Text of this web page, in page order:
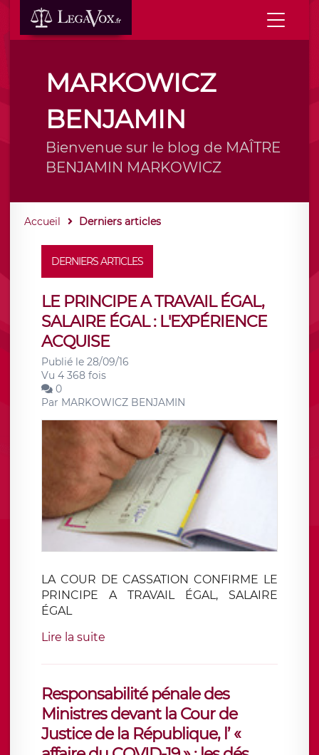
MARKOWICZ
BENJAMIN
Bienvenue sur le blog de MAÎTRE
BENJAMIN MARKOWICZ
Accueil Derniers articles
DERNIERS ARTICLES
LE PRINCIPE A TRAVAIL ÉGAL,
SALAIRE ÉGAL : L'EXPÉRIENCE
ACQUISE
Publié le 28/09/16
Vu 4 368 fois
0
Par MARKOWICZ BENJAMIN
LA COUR DE CASSATION CONFIRME LE
PRINCIPE A TRAVAIL ÉGAL, SALAIRE
ÉGAL
Lire la suite
Responsabilité pénale des
Ministres devant la Cour de
Justice de la République, l’ «